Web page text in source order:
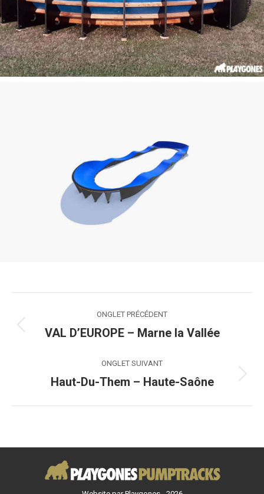
de
commentaire
ONGLET PRÉCÉDENT
Onglet
VAL D’EUROPE – Marne la Vallée
ONGLET SUIVANT
Onglet
Haut-Du-Them – Haute-Saône